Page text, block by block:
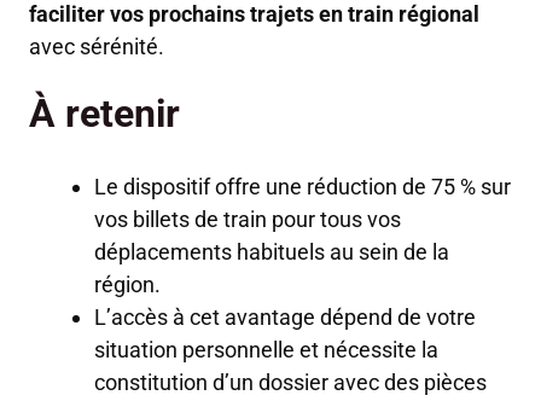
faciliter vos prochains trajets en train régional
avec sérénité.
À retenir
Le dispositif offre une réduction de 75 % sur
vos billets de train pour tous vos
déplacements habituels au sein de la
région.
L’accès à cet avantage dépend de votre
situation personnelle et nécessite la
constitution d’un dossier avec des pièces